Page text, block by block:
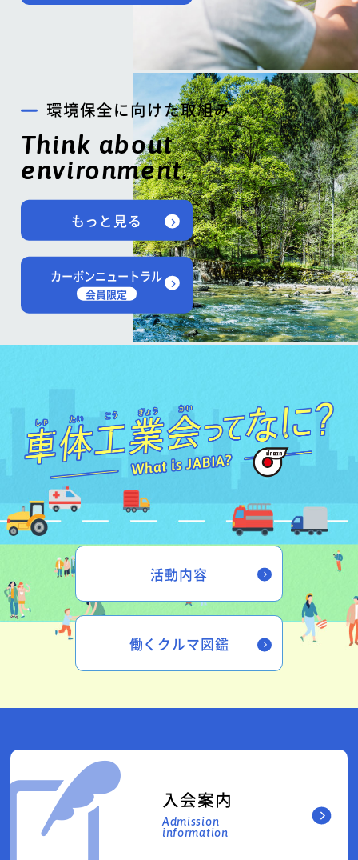
環境保全に向けた取組み
Think about
environment.
もっと見る
カーボンニュートラル
会員限定
活動内容
働くクルマ図鑑
入会案内
Admission
information